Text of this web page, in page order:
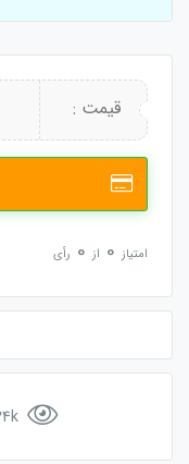
قیمت :
امتیاز 0 از 0 رأی